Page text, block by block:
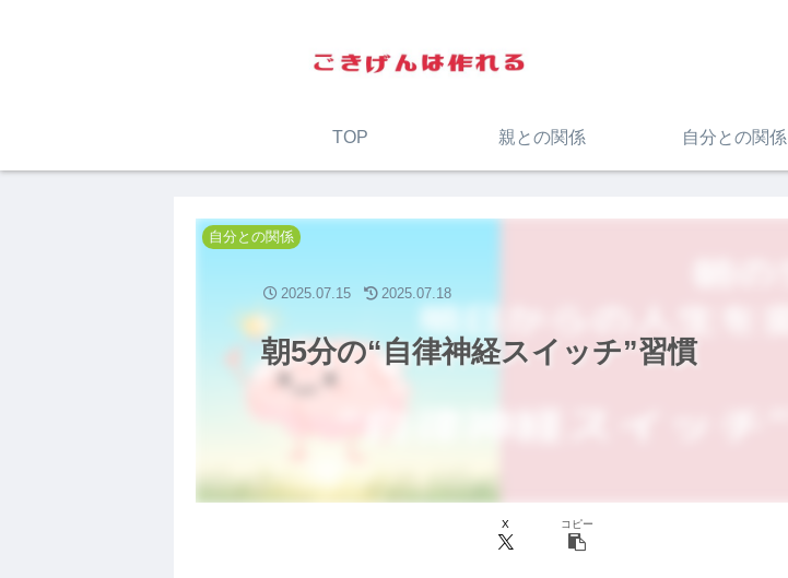
TOP 親との関係 自分との関係
朝5分の“自律神経スイッチ”習慣
自分との関係
X コピー
2025.07.15 2025.07.18